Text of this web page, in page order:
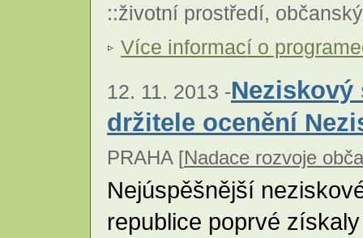
::životní prostředí,
Více informací o
12. 11. 2013 -
držitele ocenění
PRAHA [Nadace rozvoje
Nejúspěšnější
republice poprvé